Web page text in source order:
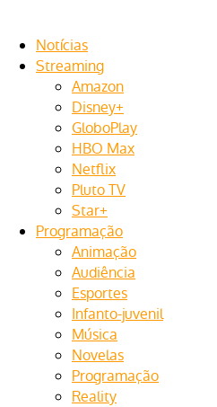
Notícias
Streaming
Amazon
Disney+
GloboPlay
HBO Max
Netflix
Pluto TV
Star+
Programação
Animação
Audiência
Esportes
Infanto-juvenil
Música
Novelas
Programação
Reality